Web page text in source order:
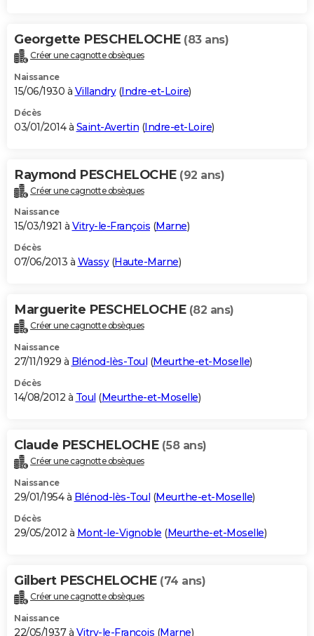
Georgette PESCHELOCHE (83 ans)
Créer une cagnotte obsèques
Naissance
15/06/1930 à Villandry(Indre-et-Loire)
Décès
03/01/2014 à Saint-Avertin (Indre-et-Loire)
Raymond PESCHELOCHE (92 ans)
Créer une cagnotte obsèques
Naissance
15/03/1921 à Vitry-le-François (Marne)
Décès
07/06/2013 à Wassy(Haute-Marne)
Marguerite PESCHELOCHE (82 ans)
Créer une cagnotte obsèques
Naissance
27/11/1929 à Blénod-lès-Toul (Meurthe-et-Moselle)
Décès
14/08/2012 à Toul (Meurthe-et-Moselle)
Claude PESCHELOCHE (58 ans)
Créer une cagnotte obsèques
Naissance
29/01/1954 à Blénod-lès-Toul (Meurthe-et-Moselle)
Décès
29/05/2012 à Mont-le-Vignoble (Meurthe-et-Moselle)
Gilbert PESCHELOCHE (74 ans)
Créer une cagnotte obsèques
Naissance
22/05/1937 à Vitry-le-François (Marne)